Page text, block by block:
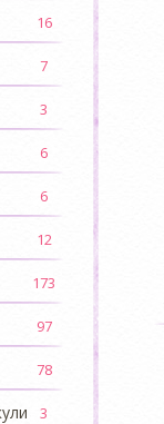
16
7
3
6
6
12
173
97
78
3